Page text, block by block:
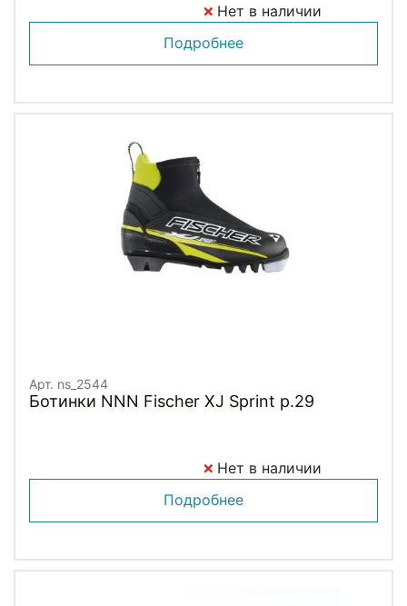
Нет в наличии
Подробнее
Арт. ns_2544
Ботинки NNN Fischer XJ Sprint p.29
Нет в наличии
Подробнее